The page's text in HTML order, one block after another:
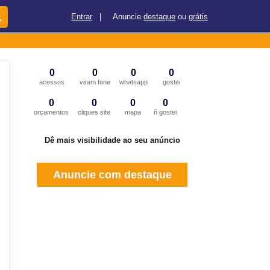
Entrar Anuncie destaque ou grátis
0
acessos
0
viram fone
0
whatsapp
0
gostei
0
orçamentos
0
cliques site
0
mapa
0
ñ gostei
Dê mais visibilidade ao seu anúncio
Anuncie com destaque